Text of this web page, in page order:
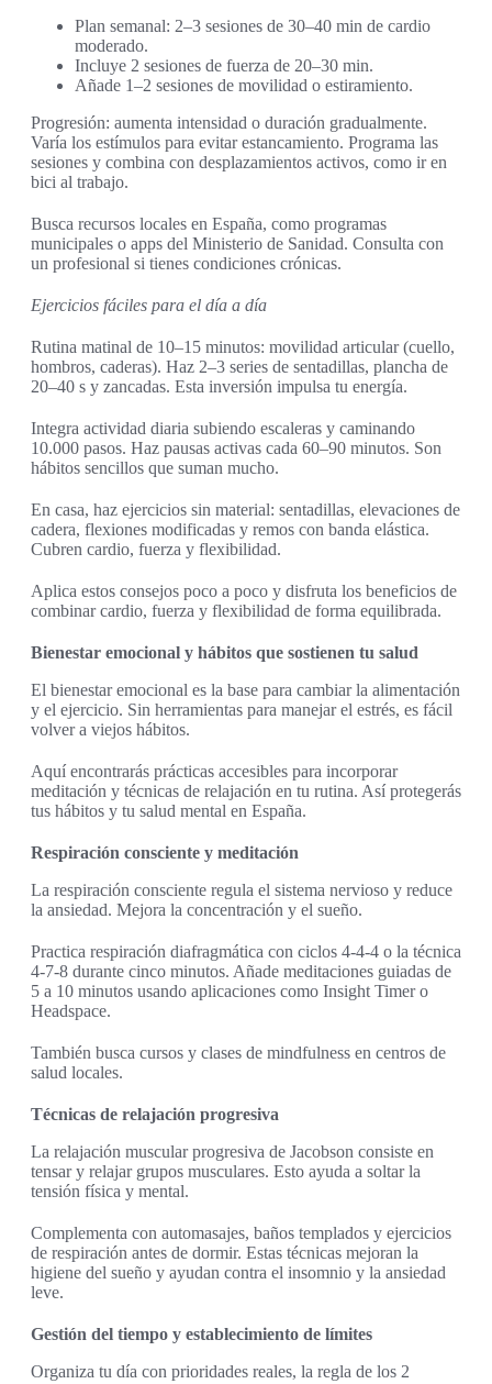
Plan semanal: 2–3 sesiones de 30–40 min de cardio
moderado.
Incluye 2 sesiones de fuerza de 20–30 min.
Añade 1–2 sesiones de movilidad o estiramiento.
Progresión: aumenta intensidad o duración gradualmente.
Varía los estímulos para evitar estancamiento. Programa las
sesiones y combina con desplazamientos activos, como ir en
bici al trabajo.
Busca recursos locales en España, como programas
municipales o apps del Ministerio de Sanidad. Consulta con
un profesional si tienes condiciones crónicas.
Ejercicios fáciles para el día a día
Rutina matinal de 10–15 minutos: movilidad articular (cuello,
hombros, caderas). Haz 2–3 series de sentadillas, plancha de
20–40 s y zancadas. Esta inversión impulsa tu energía.
Integra actividad diaria subiendo escaleras y caminando
10.000 pasos. Haz pausas activas cada 60–90 minutos. Son
hábitos sencillos que suman mucho.
En casa, haz ejercicios sin material: sentadillas, elevaciones de
cadera, flexiones modificadas y remos con banda elástica.
Cubren cardio, fuerza y flexibilidad.
Aplica estos consejos poco a poco y disfruta los beneficios de
combinar cardio, fuerza y flexibilidad de forma equilibrada.
Bienestar emocional y hábitos que sostienen tu salud
El bienestar emocional es la base para cambiar la alimentación
y el ejercicio. Sin herramientas para manejar el estrés, es fácil
volver a viejos hábitos.
Aquí encontrarás prácticas accesibles para incorporar
meditación y técnicas de relajación en tu rutina. Así protegerás
tus hábitos y tu salud mental en España.
Respiración consciente y meditación
La respiración consciente regula el sistema nervioso y reduce
la ansiedad. Mejora la concentración y el sueño.
Practica respiración diafragmática con ciclos 4-4-4 o la técnica
4-7-8 durante cinco minutos. Añade meditaciones guiadas de
5 a 10 minutos usando aplicaciones como Insight Timer o
Headspace.
También busca cursos y clases de mindfulness en centros de
salud locales.
Técnicas de relajación progresiva
La relajación muscular progresiva de Jacobson consiste en
tensar y relajar grupos musculares. Esto ayuda a soltar la
tensión física y mental.
Complementa con automasajes, baños templados y ejercicios
de respiración antes de dormir. Estas técnicas mejoran la
higiene del sueño y ayudan contra el insomnio y la ansiedad
leve.
Gestión del tiempo y establecimiento de límites
Organiza tu día con prioridades reales, la regla de los 2